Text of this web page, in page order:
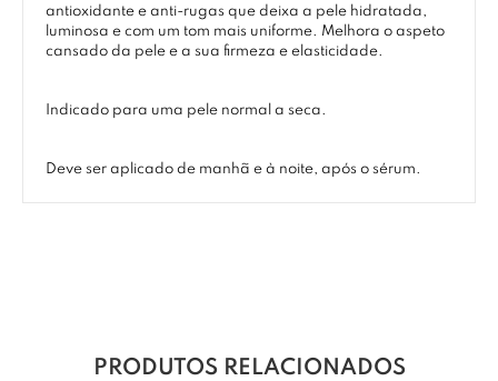
antioxidante e anti-rugas que deixa a pele hidratada,
luminosa e com um tom mais uniforme. Melhora o aspeto
cansado da pele e a sua firmeza e elasticidade.
Indicado para uma pele normal a seca.
Deve ser aplicado de manhã e à noite, após o sérum.
PRODUTOS RELACIONADOS